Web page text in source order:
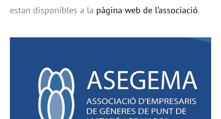
estan disponibles a la pàgina web de l’associació.